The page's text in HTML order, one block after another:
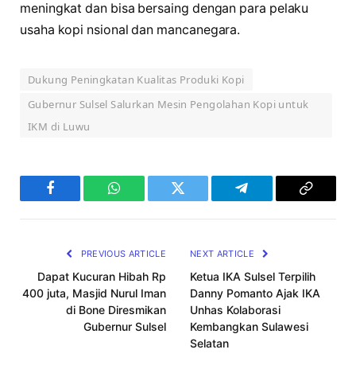
meningkat dan bisa bersaing dengan para pelaku
usaha kopi nsional dan mancanegara.
Dukung Peningkatan Kualitas Produki Kopi
Gubernur Sulsel Salurkan Mesin Pengolahan Kopi untuk
IKM di Luwu
Facebook WhatsAppTwitter Telegram
Copy
PREVIOUS ARTICLE
Dapat Kucuran Hibah Rp
400 juta, Masjid Nurul Iman
di Bone Diresmikan
Gubernur Sulsel
NEXT ARTICLE
Ketua IKA Sulsel Terpilih
Danny Pomanto Ajak IKA
Unhas Kolaborasi
Kembangkan Sulawesi
Selatan